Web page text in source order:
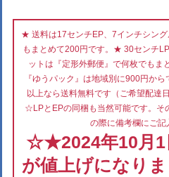
★ 送料は17センチEP、7インチシン
もまとめて200円です。★ 30センチ
ットは『定形外郵便』で何枚でも
『ゆうパック』は地域別に900円か
以上なら送料無料です（ご希望配達
☆LPとEPの同梱も当然可能です。そ
の際に備考欄にご
☆★2024年10月1
が値上げになり